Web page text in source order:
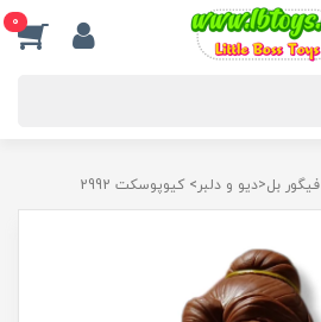
0
فیگور بل<دیو و دلبر> کیوپوسکت 2992